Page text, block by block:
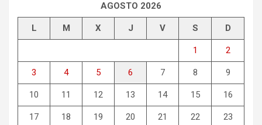
AGOSTO 2026
L M X J V S D
1 2
3 4 5 6 7 8 9
10 11 12 13 14 15 16
17 18 19 20 21 22 23